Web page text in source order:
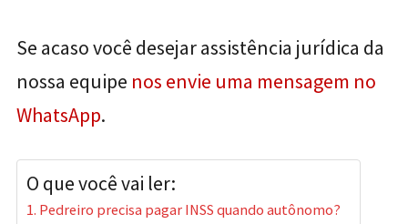
Se acaso você desejar assistência jurídica da
nossa equipe nos envie uma mensagem no
WhatsApp.
O que você vai ler:
Pedreiro precisa pagar INSS quando autônomo?